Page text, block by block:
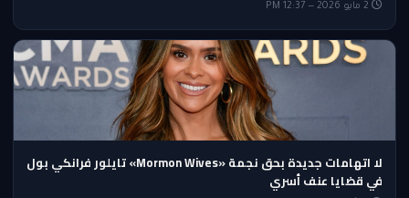
لا اتهامات جديدة بحق نجمة «Mormon Wives» تايلور فرانكي بول
في قضايا عنف أسري